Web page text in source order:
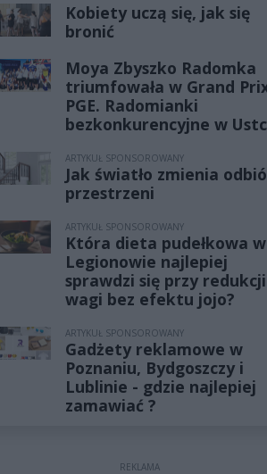
Kobiety uczą się, jak się
bronić
Moya Zbyszko Radomka
triumfowała w Grand
PGE. Radomianki
bezkonkurencyjne w
ARTYKUŁ SPONSOROWANY
Jak światło zmienia
przestrzeni
ARTYKUŁ SPONSOROWANY
Która dieta pudełkowa w
Legionowie najlepiej
sprawdzi się przy redukcji
wagi bez efektu jojo?
ARTYKUŁ SPONSOROWANY
Gadżety reklamowe w
Poznaniu, Bydgoszczy i
Lublinie - gdzie najlepiej
zamawiać ?
REKLAMA